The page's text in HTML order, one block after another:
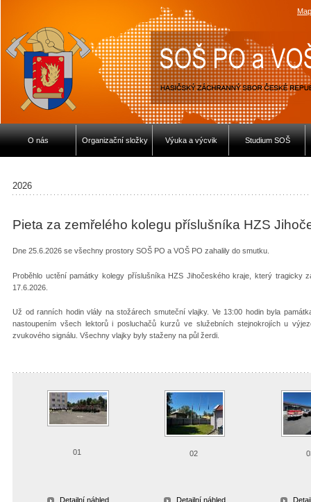
O nás Organizační složky Výuka a výcvik Studium SOŠ
2026
Pieta za zemřelého kolegu příslušníka HZS
Dne 25.6.2026 se všechny prostory SOŠ PO a VOŠ PO zahalily do smutku.
Proběhlo uctění památky kolegy příslušníka HZS Jihočeského kraje, který tragicky
17.6.2026.
Už od ranních hodin vlály na stožárech smuteční vlajky. Ve 13:00 hodin byla
nastoupením všech lektorů i posluchačů kurzů ve služebních stejnokrojích u
zvukového signálu. Všechny vlajky byly staženy na půl žerdi.
01
Detailní náhled
02
Detailní náhled